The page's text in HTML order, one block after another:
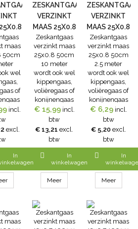
25
maas
50cm
wel
of
is
een
mm
incl.
excl.
In
ZESKANTGAAS
VERZINKT
MAAS 25X0.8
50CM 10
METER
Zeskantgaas
verzinkt maas
25x0.8 50cm
10 meter
wordt ook wel
kippengaas,
volièregaas of
konijnengaas
genoemd.
Zeskantgaas
verzinkt is
vuurverzinkt
na het
vlechten.Hierdoor
wordt een
optimale
roestbescherming
verkregen.Zinkkwaliteit:
maas: 25 mm
draaddikte:
0,8 mm
€ 15,99 incl.
btw
€ 13,21 excl.
btw

In
winkelwagen
Meer
ZESKANTGAAS
VERZINKT
MAAS 25X0.8
50CM 2.5
METER
Zeskantgaas
verzinkt maas
25x0.8 50cm
2.5 meter
wordt ook wel
kippengaas,
volièregaas of
konijnengaas
genoemd.
Zeskantgaas
verzinkt is
vuurverzinkt
na het
wordt een
optimale
maas: 25 mm
draaddikte:
0,8 mm
€ 6,29 incl.
btw
€ 5,20 excl.
btw

In
Meer